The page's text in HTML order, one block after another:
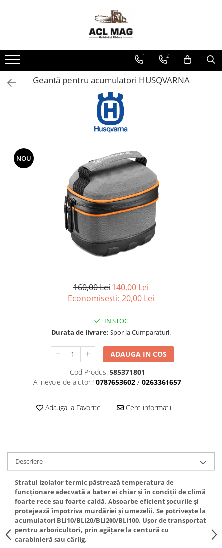
Acumulatori
Aparat gard electric
Canistre
Motoferastrau Acumulator
Accesorii Motoferastraie
Accesorii Motocoase
Soluție/Detergent
Toba Portata Aluminiu
Gheara Doborare
Maner de Pila
Maner Demaror
Aparat de spalat cu presiune
Generator de curent
Robot de Tuns Gazon
1 2
Geantă pentru acumulatori HUSQVARNA
NOU
160,00 Lei 140,00 Lei
Economisesti: 20,00 Lei
IN STOC
Durata de livrare: Spor la Cumparaturi.
ADAUGA IN COS
Cod Produs: 585371801
Ai nevoie de ajutor? 0787653602 / 0263361657
Adauga la Favorite Cere informatii
Descriere
Stratul izolator termic păstrează temperatura de
funcționare adecvată a bateriei chiar și în condiții de climă
foarte rece sau foarte caldă. Absoarbe eficient șocurile și
protejează împotriva murdăriei și umezelii. Se potrivește la
acumulatori BLi10/BLi20/BLi200/BLi100. Ușor de transportat
pentru arboricultori, prin agățare la centură cu
carabinieră sau cârlig.